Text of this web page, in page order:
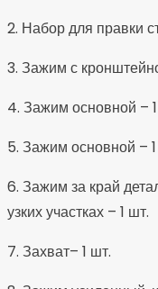
2. Набор для правки
3. Зажим с
4. Зажим основной –
5. Зажим основной –
6. Зажим за край
узких участках – 1 шт.
7. Захват– 1 шт.